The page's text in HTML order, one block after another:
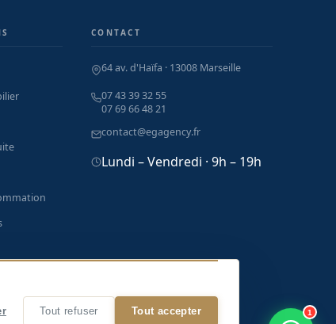
CONTACT
64 av. d'Haïfa · 13008 Marseille
07 43 39 32 55
07 69 66 48 21
contact@egagency.fr
Lundi – Vendredi · 9h – 19h
1
Tout refuser Tout accepter